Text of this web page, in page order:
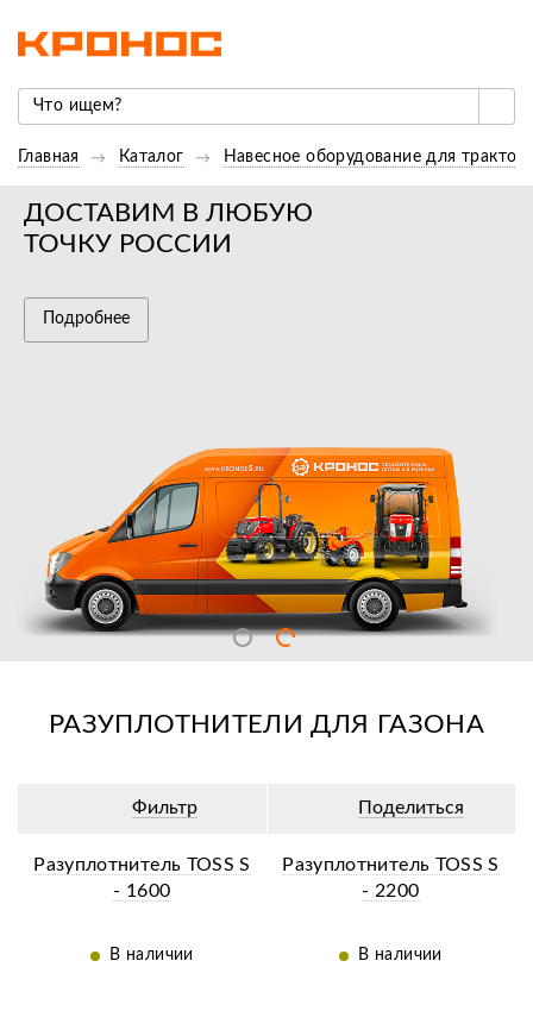
Главная Каталог Навесное оборудование для
ДОСТАВИМ В ЛЮБУЮ
ТОЧКУ РОССИИ
Подробнее
РАЗУПЛОТНИТЕЛИ ДЛЯ ГАЗОНА
Фильтр Поделиться
Разуплотнитель TOSS S
- 1600
В наличии
Разуплотнитель TOSS S
- 2200
В наличии